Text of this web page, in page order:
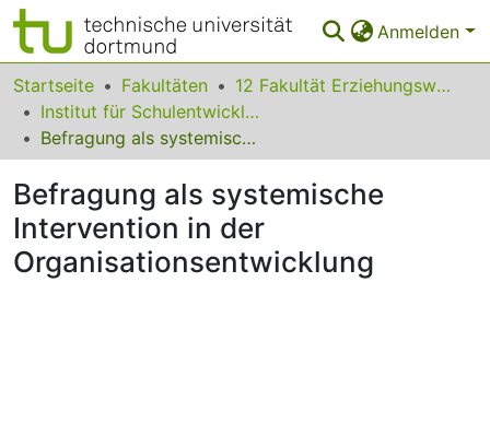
Anmelden
Bereiche & Sammlungen
Das gesamte Repositorium
FAQ
Leitlinien
Startseite Fakultäten
12 Fakultät Erziehungswissenschaft, Psychologie und Bildungsforschung
Institut für Schulentwicklungsforschung
Befragung als systemische Intervention in der Organisationsentwicklung
Befragung als systemische
Intervention in der
Organisationsentwicklung